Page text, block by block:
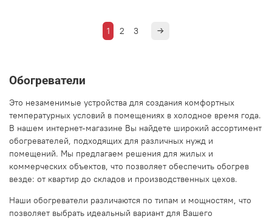
1 2 3
Обогреватели
Это незаменимые устройства для создания комфортных
температурных условий в помещениях в холодное время года.
В нашем интернет-магазине Вы найдете широкий ассортимент
обогревателей, подходящих для различных нужд и
помещений. Мы предлагаем решения для жилых и
коммерческих объектов, что позволяет обеспечить обогрев
везде: от квартир до складов и производственных цехов.
Наши обогреватели различаются по типам и мощностям, что
позволяет выбрать идеальный вариант для Вашего